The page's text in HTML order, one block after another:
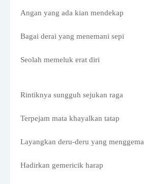
Angan yang ada kian mendekap
Bagai derai yang menemani sepi
Seolah memeluk erat diri
Rintiknya sungguh sejukan raga
Terpejam mata khayalkan tatap
Layangkan deru-deru yang menggema
Hadirkan gemericik harap